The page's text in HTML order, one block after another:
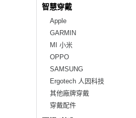
智慧穿戴
Apple
GARMIN
MI 小米
OPPO
SAMSUNG
Ergotech 人因科技
其他廠牌穿戴
穿戴配件